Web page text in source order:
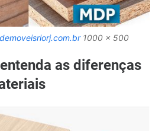
1000 x 500
as diferenças